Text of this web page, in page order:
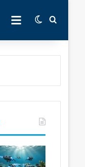
РУБРИКИSwitch skin